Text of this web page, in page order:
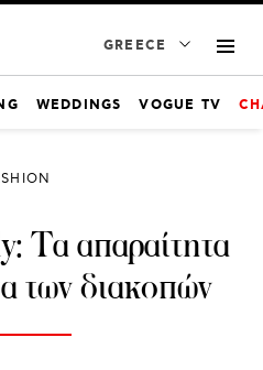
GREECE
WEDDINGS VOGUE TV
Τα απαραίτητα
των διακοπών